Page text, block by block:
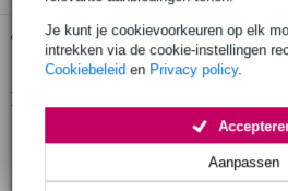
Je kunt je cookievoorkeuren op elk
intrekken via de cookie-instellingen
Cookiebeleid en Privacy policy.
Aanpassen
Gratis ophalen in de winkel
Productinformatie
voor montage in een solid body gitaar